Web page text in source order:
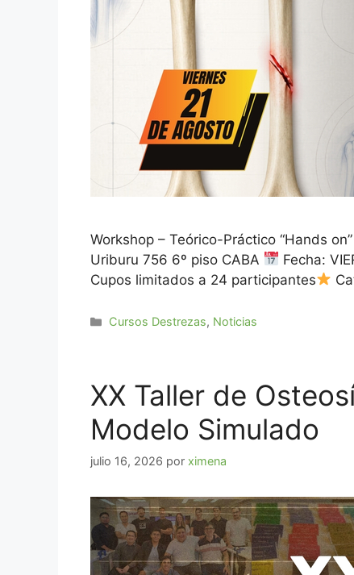
Workshop – Teórico-Práctico “Hands
Uriburu 756 6º piso CABA
Fecha:
Cupos limitados a 24 participantes
Cursos Destrezas, Noticias
XX Taller de
Modelo Simulado
julio 16, 2026 por ximena